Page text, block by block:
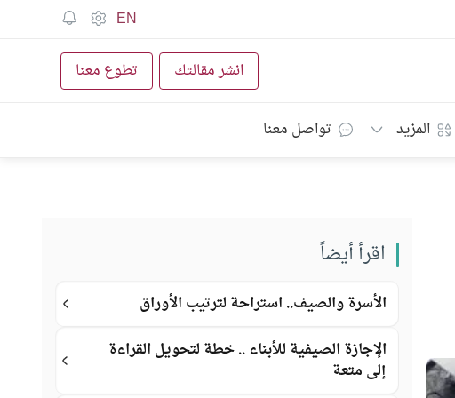
EN
انشر مقالتك تطوع معنا
المزيد تواصل معنا
اقرأ أيضاً
الأسرة والصيف.. استراحة لترتيب الأوراق
الإجازة الصيفية للأبناء .. خطة لتحويل القراءة
إلى متعة